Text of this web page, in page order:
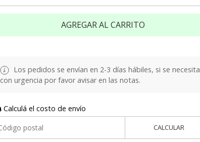
AGREGAR AL CARRITO
Los pedidos se envían en 2-3 días hábiles, si se necesita
con urgencia por favor avisar en las notas.
Calculá el costo de envío
CALCULAR